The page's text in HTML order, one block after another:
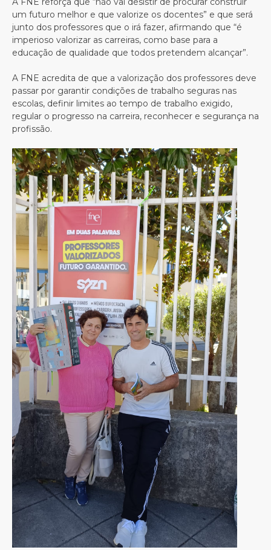
um futuro melhor e que valorize os docentes” e que será
junto dos professores que o irá fazer, afirmando que “é
imperioso valorizar as carreiras, como base para a
educação de qualidade que todos pretendem alcançar”.
A FNE acredita de que a valorização dos professores deve
passar por garantir condições de trabalho seguras nas
escolas, definir limites ao tempo de trabalho exigido,
regular o progresso na carreira, reconhecer e segurança na
profissão.